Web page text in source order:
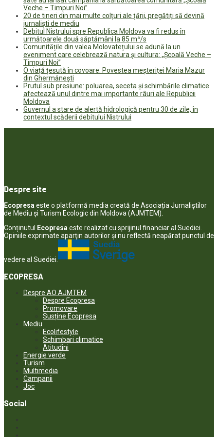
Veche – Timpuri Noi”
20 de tineri din mai multe colțuri ale țării, pregătiți să devină
jurnaliști de mediu
Debitul Nistrului spre Republica Moldova va fi redus în
următoarele două săptămâni la 85 m³/s
Comunitățile din valea Molovatețului se adună la un
eveniment care celebrează natura și cultura: „Școală Veche –
Timpuri Noi”
O viață țesută în covoare. Povestea meșteriței Maria Mazur
din Ghermănești
Prutul sub presiune: poluarea, seceta și schimbările climatice
afectează unul dintre mai importante râuri ale Republicii
Moldova
Guvernul a stare de alertă hidrologică pentru 30 de zile, în
contextul scăderii debitului Nistrului
Despre site
Ecopresaeste o platformă media creată de Asociația Jurnaliștilor
de Mediu și Turism Ecologic din Moldova (AJMTEM).
Conținutul
Ecopresaeste realizat cu sprijinul financiar al Suediei.
Opiniile exprimate aparţin autorilor şi nu reflectă neapărat punctul de
vedere al Suediei.
ECOPRESA
Despre AO AJMTEM
Despre Ecopresa
Promovare
Susține Ecopresa
Mediu
Ecolifestyle
Schimbari climatice
Atitudini
Energie verde
Turism
Multimedia
Campanii
Joc
Social